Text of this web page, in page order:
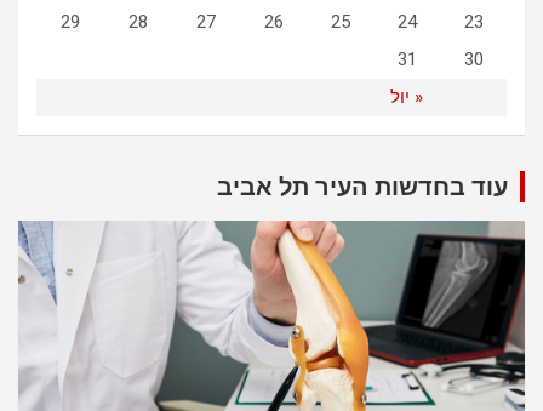
« יול
23
24
25
26
27
28
29
30
31
עוד בחדשות העיר תל אביב